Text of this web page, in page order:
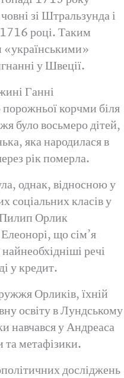
зі Штральзунда і
1716 році. Таким
у Швеції.
Ганні
корчми біля
було восьмеро дітей,
яка народилася в
рік померла.
однак, відносною у
соціальних класів у
Пилип Орлик
Елеонорі, що сім’я
речі
у кредит.
Орликів, їхній
освіту в Лундському
навчався у Андреаса
та метафізики.
досліджень